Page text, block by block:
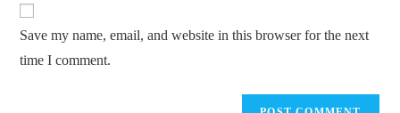
Save my name, email, and website in this browser for the next
time I comment.